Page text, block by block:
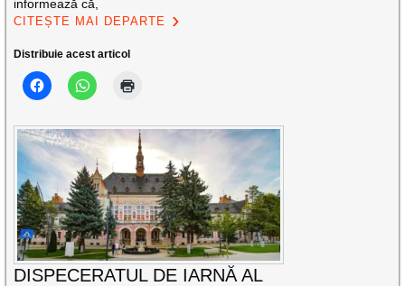
informează că,
CITEȘTE MAI DEPARTE
Distribuie acest articol
DISPECERATUL DE IARNĂ AL